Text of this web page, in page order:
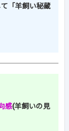
「羊飼い秘蔵
感(羊飼いの見